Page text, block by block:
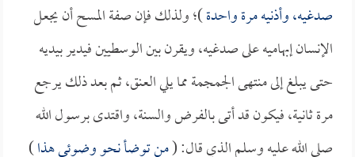
صدغيه، وأذنيه مرة واحدة)؛ ولذلك فإن صفة المسح أن يجعل
الإنسان إبهاميه على صدغيه، ويقرن بين الوسطيين فيدير بيديه
حتى يبلغ إلى منتهى الجمجمة مما يلي العنق، ثم بعد ذلك يرجع
مرة ثانية، فيكون قد أتى بالفرض والسنة، واقتدى برسول الله
صلى الله عليه وسلم الذي قال: (من توضأ نحو وضوئي هذا)